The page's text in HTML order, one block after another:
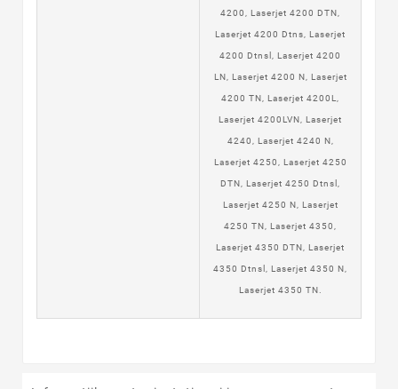
4200, Laserjet 4200 DTN,
Laserjet 4200 Dtns, Laserjet
4200 Dtnsl, Laserjet 4200
LN, Laserjet 4200 N, Laserjet
4200 TN, Laserjet 4200L,
Laserjet 4200LVN, Laserjet
4240, Laserjet 4240 N,
Laserjet 4250, Laserjet 4250
DTN, Laserjet 4250 Dtnsl,
Laserjet 4250 N, Laserjet
4250 TN, Laserjet 4350,
Laserjet 4350 DTN, Laserjet
4350 Dtnsl, Laserjet 4350 N,
Laserjet 4350 TN.